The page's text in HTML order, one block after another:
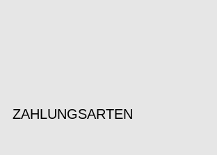
ZAHLUNGSARTEN